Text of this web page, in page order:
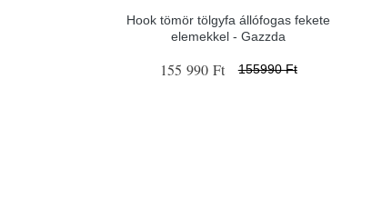
Hook tömör tölgyfa állófogas fekete
elemekkel - Gazzda
155 990 Ft 155990 Ft